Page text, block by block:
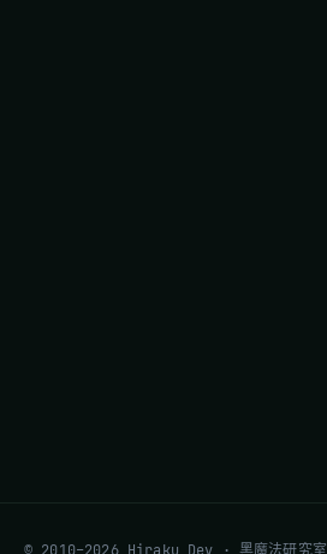
© 2010–2026 Hiraku Dev · 黑魔法研究室